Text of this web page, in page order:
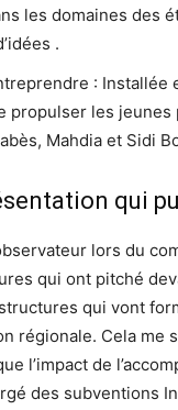
les domaines des
.
: Installée
propulser les jeunes
Mahdia et Sidi
qui
lors du
qui ont pitché
qui vont
régionale. Cela me
l’impact de
des subventions